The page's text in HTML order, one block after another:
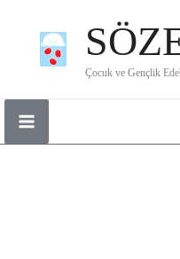
Çocuk ve Gençlik